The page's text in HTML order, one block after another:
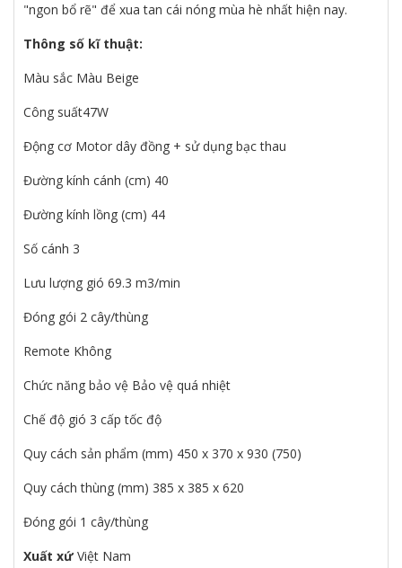
"ngon bổ rẽ" để xua tan cái nóng mùa hè nhất hiện nay.
Thông số kĩ thuật:
Màu sắc Màu Beige
Công suất47W
Động cơ Motor dây đồng + sử dụng bạc thau
Đường kính cánh (cm) 40
Đường kính lồng (cm) 44
Số cánh 3
Lưu lượng gió 69.3 m3/min
Đóng gói 2 cây/thùng
Remote Không
Chức năng bảo vệ Bảo vệ quá nhiệt
Chế độ gió 3 cấp tốc độ
Quy cách sản phẩm (mm) 450 x 370 x 930 (750)
Quy cách thùng (mm) 385 x 385 x 620
Đóng gói 1 cây/thùng
Xuất xứViệt Nam